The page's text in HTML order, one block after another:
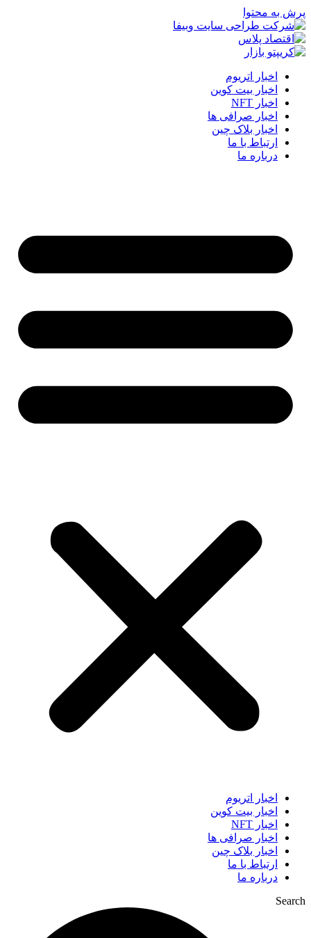
پرش به محتوا
اخبار اتریوم
اخبار بیت کوین
اخبار NFT
اخبار صرافی ها
اخبار بلاک چین
ارتباط با ما
درباره ما
اخبار اتریوم
اخبار بیت کوین
اخبار NFT
اخبار صرافی ها
اخبار بلاک چین
ارتباط با ما
درباره ما
Search